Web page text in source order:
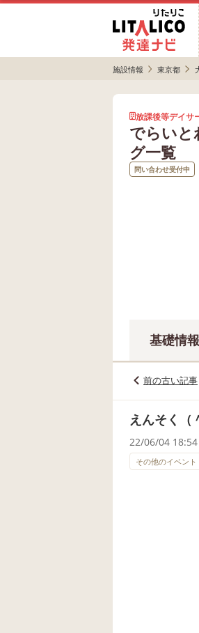
施設情報 東京都
放課後等デイサ
でらい
グ一覧
問い合わせ受付中
基礎情報
前の古い記事
えんそく（
22/06/04
その他のイベント